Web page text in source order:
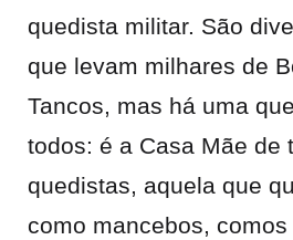
quedista militar. São
que levam milhares de
Tancos, mas há uma
todos: é a Casa Mãe de
quedistas, aquela que
como mancebos, comos